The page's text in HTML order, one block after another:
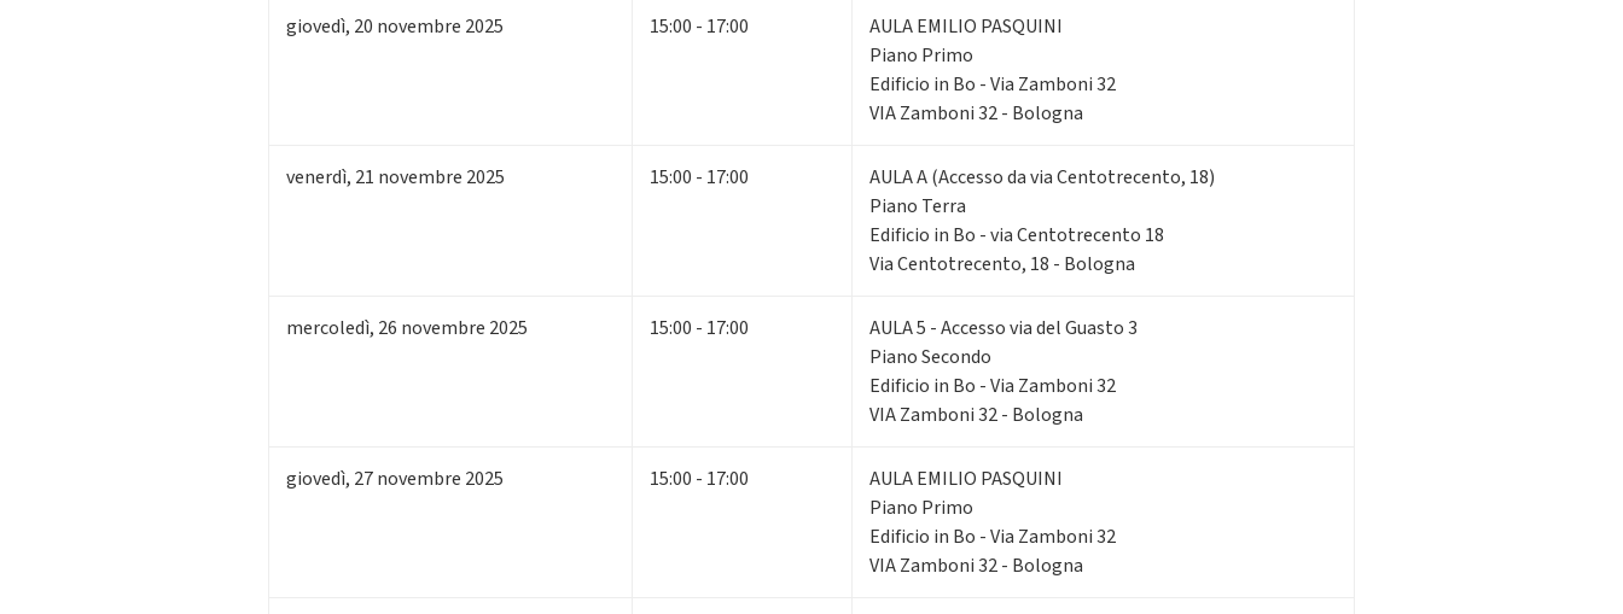
giovedì, 20 novembre 2025 15:00 - 17:00
AULA EMILIO PASQUINI
Piano Primo
Edificio in Bo - Via Zamboni 32
VIA Zamboni 32 - Bologna
venerdì, 21 novembre 2025 15:00 - 17:00
AULA A (Accesso da via Centotrecento, 18)
Piano Terra
Edificio in Bo - via Centotrecento 18
Via Centotrecento, 18 - Bologna
mercoledì, 26 novembre 2025 15:00 - 17:00
AULA 5 - Accesso via del Guasto 3
Piano Secondo
Edificio in Bo - Via Zamboni 32
VIA Zamboni 32 - Bologna
giovedì, 27novembre 2025 15:00 - 17:00
AULA EMILIO PASQUINI
Piano Primo
Edificio in Bo - Via Zamboni 32
VIA Zamboni 32 - Bologna